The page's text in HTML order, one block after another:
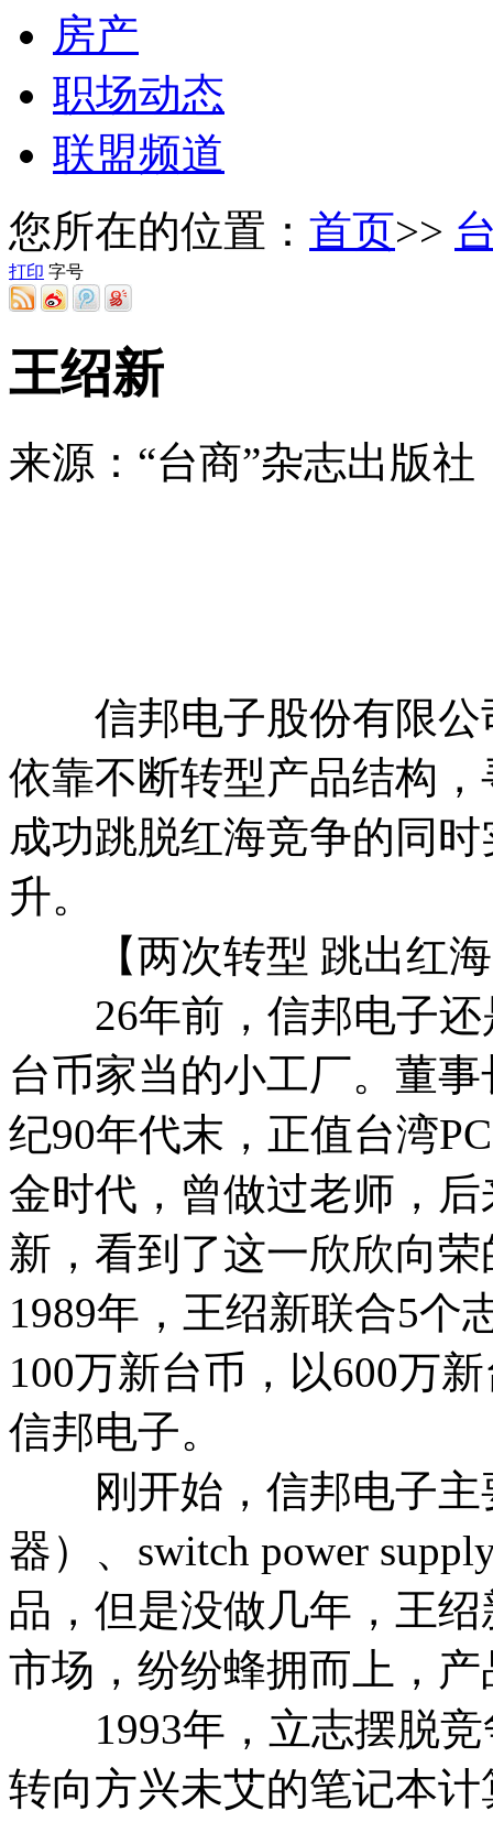
房产
职场动态
联盟频道
您所在的位置： 首页>>
打印 字号
王绍新
来源：“台商”杂志出版
信邦电子股份有限公
依靠不断转型产品结构
成功跳脱红海竞争的同
升。
【两次转型 跳出红
26年前，信邦电子还
台币家当的小工厂。董
纪90年代末，正值台湾
金时代，曾做过老师，
新，看到了这一欣欣向
1989年，王绍新联合5个
100万新台币，以600万
信邦电子。
刚开始，信邦电子主
器）、switch power
品，但是没做几年，王
市场，纷纷蜂拥而上，
1993年，立志摆脱竞
转向方兴未艾的笔记本